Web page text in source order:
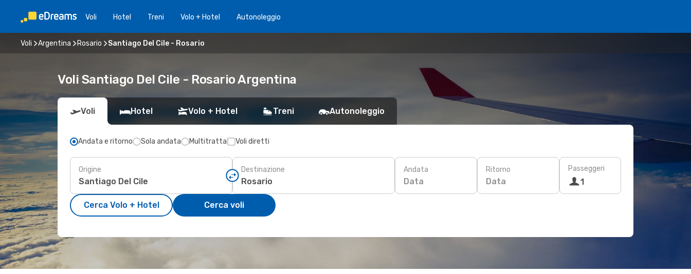
Voli Hotel Treni Volo + Hotel Autonoleggio
Voli Argentina Rosario Santiago Del Cile - Rosario
Voli Santiago Del Cile - Rosario Argentina
Voli Hotel Volo + Hotel Treni Autonoleggio
Andata e ritorno Sola andata Multitratta Voli diretti
Origine Destinazione Andata
Data
Ritorno
Data
Passeggeri
1
Cerca Volo + Hotel Cerca voli